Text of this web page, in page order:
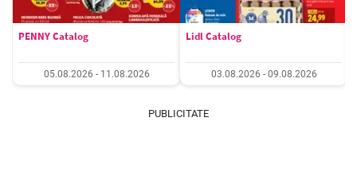
PENNY Catalog
05.08.2026 - 11.08.2026
Lidl Catalog
03.08.2026 - 09.08.2026
PUBLICITATE